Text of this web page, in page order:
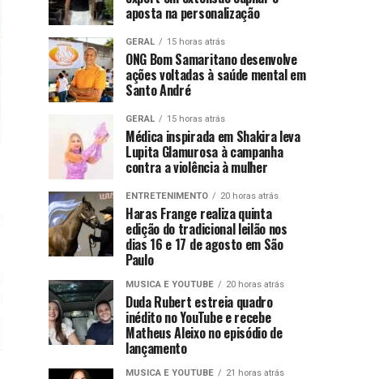
aposta na personalização
GERAL 15 horas atrás
ONG Bom Samaritano desenvolve
ações voltadas à saúde mental em
Santo André
GERAL 15 horas atrás
Médica inspirada em Shakira leva
Lupita Glamurosa à campanha
contra a violência à mulher
ENTRETENIMENTO 20 horas atrás
Haras Frange realiza quinta
edição do tradicional leilão nos
dias 16 e 17 de agosto em São
Paulo
MUSICA E YOUTUBE 20 horas atrás
Duda Rubert estreia quadro
inédito no YouTube e recebe
Matheus Aleixo no episódio de
lançamento
MUSICA E YOUTUBE 21 horas atrás